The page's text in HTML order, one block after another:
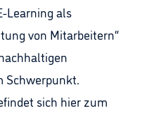
Learning als
von Mitarbeitern“
Schwerpunkt.
sich hier zum